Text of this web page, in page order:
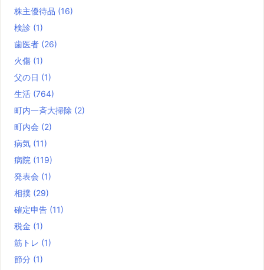
株主優待品 (16)
検診 (1)
歯医者 (26)
火傷 (1)
父の日 (1)
生活 (764)
町内一斉大掃除 (2)
町内会 (2)
病気 (11)
病院 (119)
発表会 (1)
相撲 (29)
確定申告 (11)
税金 (1)
筋トレ (1)
節分 (1)